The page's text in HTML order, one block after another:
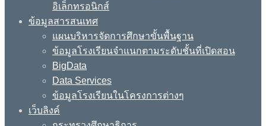
อิเล็กทรอนิกส์
ข้อมูลสารสนเทศ
แผนบริหารจัดการศึกษาขั้นพื้นฐาน
ข้อมูลโรงเรียนจำแนกตามระดับชั้นที่เปิดสอน
BigData
Data Services
ข้อมูลโรงเรียนในโครงการต่างๆ
เว็บลิงค์